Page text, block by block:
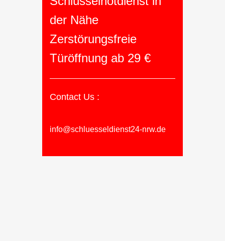
der Nähe
Zerstörungsfreie
Türöffnung ab 29 €
Contact Us :
info@schluesseldienst24-nrw.de